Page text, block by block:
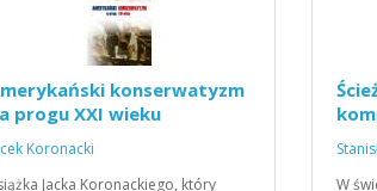
konserwatyzm
progu XXI wieku
Koronacki
Jacka Koronackiego, który
W